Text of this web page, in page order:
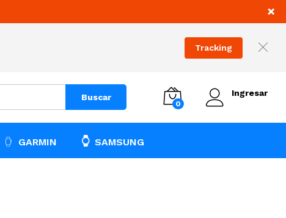
×
Tracking
Buscar
0
Ingresar
GARMIN SAMSUNG